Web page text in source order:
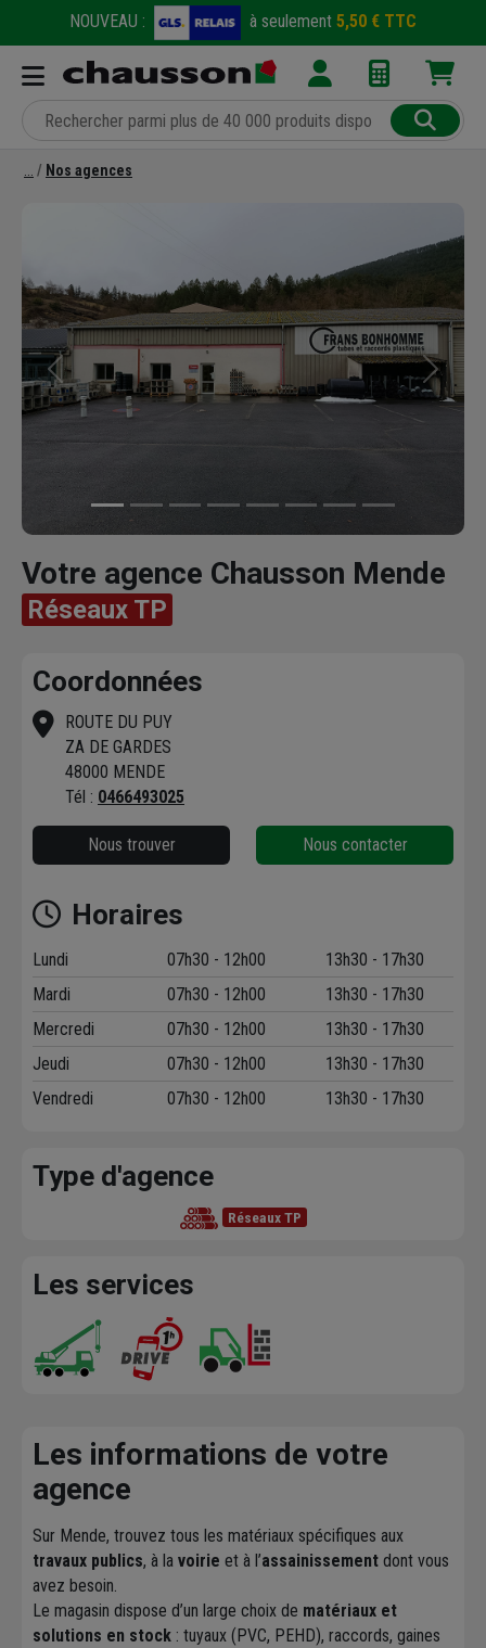
NOUVEAU : à seulement 5,50 € TTC
Nos agences
Précédent Suivant
Votre agence Chausson Mende
Réseaux TP
Coordonnées
ROUTE DU PUY
ZA DE GARDES
48000 MENDE
Tél : 0466493025
Nous trouver Nous contacter
Horaires
Lundi 07h30 - 12h00
13h30 - 17h30
Mardi
07h30 - 12h00
13h30 - 17h30
Mercredi
07h30 - 12h00
13h30 - 17h30
Jeudi
07h30 - 12h00
13h30 - 17h30
Vendredi
07h30 - 12h00 13h30 - 17h30
Type d'agence
Réseaux TP
Les services
Les informations de votre
agence
Sur Mende, trouvez tous les matériaux spécifiques aux
travaux publics, à la voirie et à l’assainissement dont vous
avez besoin.
Le magasin dispose d’un large choix de matériaux et
solutions en stock : tuyaux (PVC, PEHD), raccords, gaines